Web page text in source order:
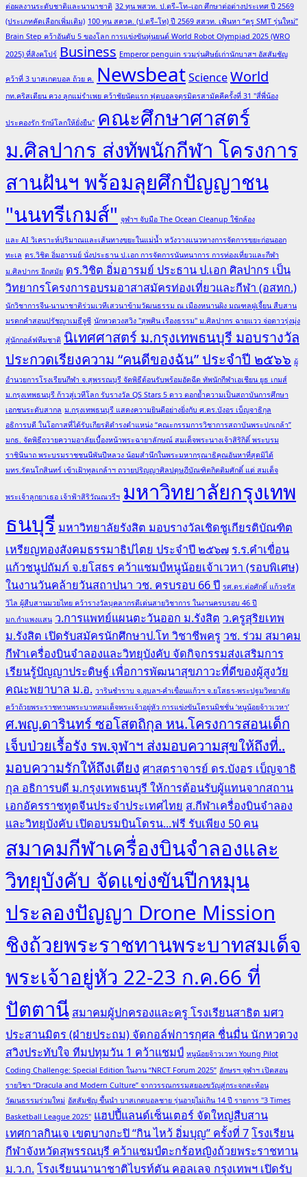
ต่อผลงานระดับชาติและนานาชาติ 32 ทุน พสวท. ป.ตรี–โท–เอก ศึกษาต่อต่างประเทศ ปี 2569
(ประเภทคัดเลือกเพิ่มเติม) 100 ทุน สควค. (ป.ตรี–โท) ปี 2569 สสวท. เฟ้นหา “ครู SMT รุ่นใหม่”
Brain Step คว้าอันดับ 5 ของโลก การแข่งขันหุ่นยนต์ World Robot Olympiad 2025 (WRO
2025) ที่สิงคโปร์ Business Emperor penguin รวมรุ่นศิษย์เก่านักบาสฯ อัสสัมชัญ
คว้าที่ 3 บาสเกตบอล ถ้วย ค. NewsbeatScienceWorld
กท.คริสเตียน ควง ลูกแม่รำเพย คว้าชัยนัดแรก ฟุตบอลจตุรมิตรสามัคคีครั้งที่ 31 "สี่พี่น้อง
ประคองรัก รักษ์โลกให้ยั่งยืน" คณะศึกษาศาสตร์
ม.ศิลปากร ส่งทัพนักกีฬา โครงการ
สานฝันฯ พร้อมลุยศึกปัญญาชน
"นนทรีเกมส์" จุฬาฯ จับมือ The Ocean Cleanup ใช้กล้อง
และ AI วิเคราะห์ปริมาณและเส้นทางขยะในแม่น้ำ หวังวางแนวทางการจัดการขยะก่อนออก
ทะเล ดร.วิชิต อิ่มอารมย์ นั่งประธาน ป.เอก การจัดการนันทนาการ การท่องเที่ยวและกีฬา
ม.ศิลปากร อีกสมัย ดร.วิชิต อิ่มอารมย์ ประธาน ป.เอก ศิลปากร เป็น
วิทยากรโครงการอบรมอาสาสมัครท่องเที่ยวและกีฬา (อสทก.)
นักวิชาการจีน-นานาชาติร่วมเวทีเสวนาข้ามวัฒนธรรม ณ เมืองหนานผิง มณฑลฝูเจี้ยน สืบสาน
มรดกคำสอนปรัชญาเมธีจูซี นักหวดวงสวิง "สุพศิน เรืองธรรม" ม.ศิลปากร ฉายแวว จ่อดาวรุ่งมุ่ง
สู่นักกอล์ฟทีมชาติ นิเทศศาสตร์ ม.กรุงเทพธนบุรี มอบรางวัล
ประกวดเรียงความ “คนดีของฉัน” ประจำปี ๒๕๖๖ ผู้
อำนวยการโรงเรียนกีฬา จ.สุพรรณบุรี จัดพิธีต้อนรับพร้อมอัดฉีด ทัพนักกีฬาเอเชียน ยูธ เกมส์
ม.กรุงเทพธนบุรี ก้าวสู่เวทีโลก รับรางวัล QS Stars 5 ดาว ตอกย้ำความเป็นสถาบันการศึกษา
เอกชนระดับสากล ม.กรุงเทพธนบุรี แสดงความยินดีอย่างยิ่งกับ ศ.ดร.บังอร เบ็ญจาธิกุล
อธิการบดี ในโอกาสที่ได้รับเกียรติดำรงตำแหน่ง “คณะกรรมการวิชาการสถาบันพระปกเกล้า”
มกธ. จัดพิธีถวายความอาลัยเบื้องหน้าพระฉายาลักษณ์ สมเด็จพระนางเจ้าสิริกิติ์ พระบรม
ราชินีนาถ พระบรมราชชนนีพันปีหลวง น้อมสำนึกในพระมหากรุณาธิคุณอันหาที่สุดมิได้
มทร.รัตนโกสินทร์ เข้าเฝ้าทูลเกล้าฯ ถวายปริญญาศิลปดุษฎีบัณฑิตกิตติมศักดิ์ แด่ สมเด็จ
พระเจ้าลูกยาเธอ เจ้าฟ้าสิริวัณณวรีฯ มหาวิทยาลัยกรุงเทพ
ธนบุรี มหาวิทยาลัยรังสิต มอบรางวัลเชิดชูเกียรติบัณฑิต
เหรียญทองสังคมธรรมาธิปไตย ประจำปี ๒๕๖๗ ร.ร.คำเขื่อน
แก้วชนูปถัมภ์ จ.ยโสธร คว้าแชมป์หนูน้อยเจ้าเวหา (รอบพิเศษ)
ในงานวันคล้ายวันสถาปนา วช. ครบรอบ 66 ปี รศ.ดร.ต่อศักดิ์ แก้วจรัส
วิไล ผู้สืบสานมวยไทย คว้ารางวัลบุคลากรดีเด่นสายวิชาการ ในงานครบรอบ 46 ปี
มก.กำแพงแสน ว.การแพทย์แผนตะวันออก ม.รังสิต ว.ครูสุริยเทพ
ม.รังสิต เปิดรับสมัครนักศึกษาป.โท วิชาชีพครู วช. ร่วม สมาคม
กีฬาเครื่องบินจำลองและวิทยุบังคับ จัดกิจกรรมส่งเสริมการ
เรียนรู้ปัญญาประดิษฐ์ เพื่อการพัฒนาสุขภาวะที่ดีของผู้สูงวัย
คณะพยาบาล ม.อ. วารินชำราบ จ.อุบลฯ-คำเขื่อนแก้วฯ จ.ยโสธร-พระปฐมวิทยาลัย
คว้าถ้วยพระราชทานพระบาทสมเด็จพระเจ้าอยู่หัว การแข่งขันโดรนมิชชั่น ‘หนูน้อยจ้าวเวหา’
ศ.พญ.ดารินทร์ ซอโสตถิกุล หน.โครงการสอนเด็ก
เจ็บป่วยเรื้อรัง รพ.จุฬาฯ ส่งมอบความสุขให้ถึงที่..
มอบความรักให้ถึงเตียง ศาสตราจารย์ ดร.บังอร เบ็ญจาธิ
กุล อธิการบดี ม.กรุงเทพธนบุรี ให้การต้อนรับผู้แทนจากสถาน
เอกอัครราชทูตจีนประจำประเทศไทย ส.กีฬาเครื่องบินจำลอง
และวิทยุบังคับ เปิดอบรมบินโดรน...ฟรี รับเพียง 50 คน
สมาคมกีฬาเครื่องบินจำลองและ
วิทยุบังคับ จัดแข่งขันปีกหมุน
ประลองปัญญา Drone Mission
ชิงถ้วยพระราชทานพระบาทสมเด็จ
พระเจ้าอยู่หัว 22-23 ก.ค.66 ที่
ปัตตานี สมาคมผู้ปกครองและครู โรงเรียนสาธิต มศว
ประสานมิตร (ฝ่ายประถม) จัดกอล์ฟการกุศล ชื่นมื่น นักหวดวง
สวิงประทับใจ ทีมปทุมวัน 1 คว้าแชมป์ หนูน้อยจ้าวเวหา Young Pilot
Coding Challenge: Special Edition ในงาน “NRCT Forum 2025” อักษรฯ จุฬาฯ เปิดสอน
รายวิชา “Dracula and Modern Culture” จากวรรณกรรมสยองขวัญสู่กระจกสะท้อน
วัฒนธรรมร่วมใหม่ อัสสัมชัญ ขึ้นนำ บาสเกตบอลชาย รุ่นอายุไม่เกิน 14 ปี รายการ "3 Times
Basketball League 2025" แฮปปี้แลนด์เซ็นเตอร์ จัดใหญ่สืบสาน
เทศกาลกินเจ เขตบางกะปิ “กิน ไหว้ อิ่มบุญ” ครั้งที่ 7โรงเรียน
กีฬาจังหวัดสุพรรณบุรี คว้าแชมป์ตะกร้อหญิงถ้วยพระราชทาน
ม.ว.ก.โรงเรียนนานาชาติไบรท์ตัน คอลเลจ กรุงเทพฯ เปิดรับ